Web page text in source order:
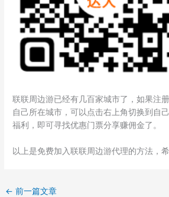
联联周边游已经有几百家城市了，如果注
自己所在城市，可以点击右上角切换到自
福利，即可寻找优惠门票分享赚佣金了。
以上是免费加入联联周边游代理的方法，
← 前一篇文章